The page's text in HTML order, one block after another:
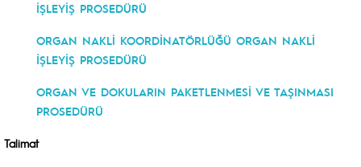
İŞLEYİŞ PROSEDÜRÜ
ORGAN NAKLİ KOORDİNATÖRLÜĞÜ ORGAN NAKLİ
İŞLEYİŞ PROSEDÜRÜ
ORGAN VE DOKULARIN PAKETLENMESİ VE TAŞINMASI
PROSEDÜRÜ
Talimat